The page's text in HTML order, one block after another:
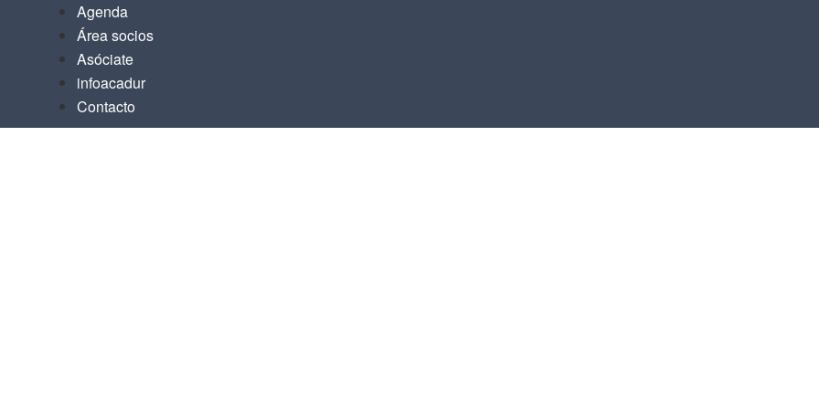
Agenda
Área socios
Asóciate
infoacadur
Contacto